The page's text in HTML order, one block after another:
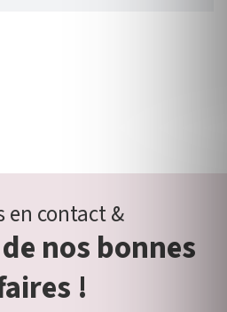
en contact &
nos bonnes
!